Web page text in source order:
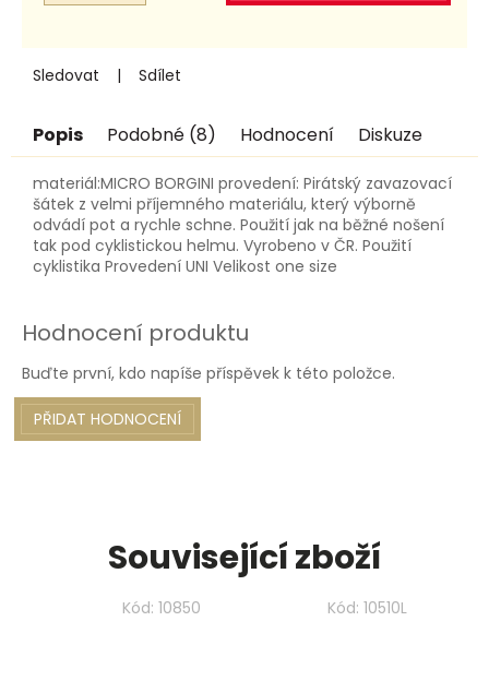
Sledovat Sdílet
Popis Podobné (8) Hodnocení Diskuze
materiál:MICRO BORGINI provedení: Pirátský zavazovací
šátek z velmi příjemného materiálu, který výborně
odvádí pot a rychle schne. Použití jak na běžné nošení
tak pod cyklistickou helmu. Vyrobeno v ČR. Použití
cyklistika Provedení UNI Velikost one size
Hodnocení produktu
Buďte první, kdo napíše příspěvek k této položce.
PŘIDAT HODNOCENÍ
Související zboží
Kód: 10850 Kód: 10510L